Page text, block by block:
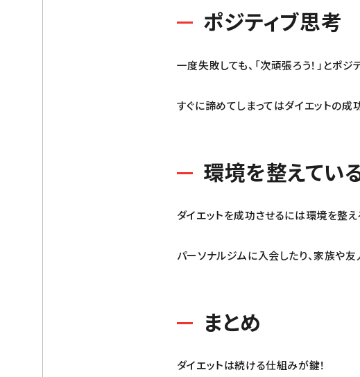
ポジティブ思考
一度失敗しても、「次頑張ろう！」とポ
すぐに諦めてしまってはダイエットの成
環境を整えてい
ダイエットを成功させるには環境を整え
パーソナルジムに入会したり、家族や友
まとめ
ダイエットは続ける仕組みが鍵！